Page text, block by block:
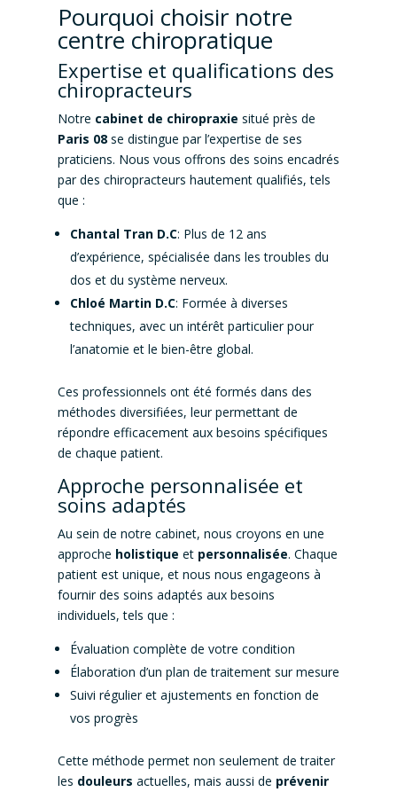
Pourquoi choisir notre
centre chiropratique
Expertise et qualifications des
chiropracteurs
Notre cabinet de chiropraxie situé près de
Paris 08se distingue par l’expertise de ses
praticiens. Nous vous offrons des soins encadrés
par des chiropracteurs hautement qualifiés, tels
que :
Chantal Tran D.C: Plus de 12 ans
d’expérience, spécialisée dans les troubles du
dos et du système nerveux.
Chloé Martin D.C: Formée à diverses
techniques, avec un intérêt particulier pour
l’anatomie et le bien-être global.
Ces professionnels ont été formés dans des
méthodes diversifiées, leur permettant de
répondre efficacement aux besoins spécifiques
de chaque patient.
Approche personnalisée et
soins adaptés
Au sein de notre cabinet, nous croyons en une
approche holistique et personnalisée. Chaque
patient est unique, et nous nous engageons à
fournir des soins adaptés aux besoins
individuels, tels que :
Évaluation complète de votre condition
Élaboration d’un plan de traitement sur mesure
Suivi régulier et ajustements en fonction de
vos progrès
Cette méthode permet non seulement de traiter
les douleurs actuelles, mais aussi de prévenir